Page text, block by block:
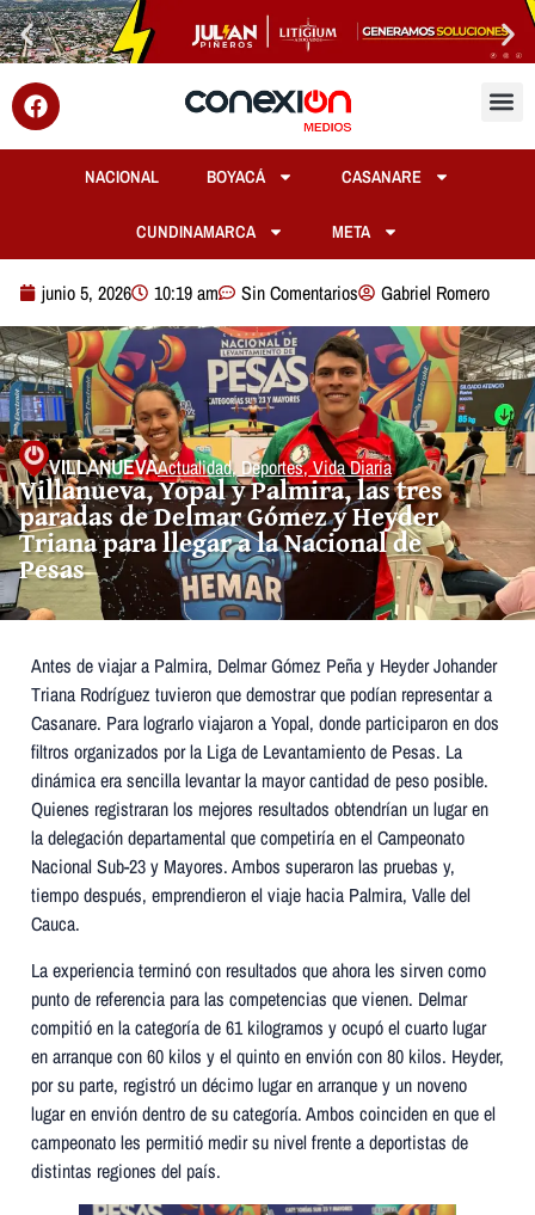
NACIONAL BOYACÁ CASANARE
CUNDINAMARCA META
junio 5, 2026 10:19 am Sin Comentarios Gabriel Romero
VILLANUEVAActualidad, Deportes,Vida Diaria
Villanueva, Yopal y Palmira, las tres
paradas de Delmar Gómez y Heyder
Triana para llegar a la Nacional de
Pesas
Antes de viajar a Palmira, Delmar Gómez Peña y Heyder Johander
Triana Rodríguez tuvieron que demostrar que podían representar a
Casanare. Para lograrlo viajaron a Yopal, donde participaron en dos
filtros organizados por la Liga de Levantamiento de Pesas. La
dinámica era sencilla levantar la mayor cantidad de peso posible.
Quienes registraran los mejores resultados obtendrían un lugar en
la delegación departamental que competiría en el Campeonato
Nacional Sub-23 y Mayores. Ambos superaron las pruebas y,
tiempo después, emprendieron el viaje hacia Palmira, Valle del
Cauca.
La experiencia terminó con resultados que ahora les sirven como
punto de referencia para las competencias que vienen. Delmar
compitió en la categoría de 61 kilogramos y ocupó el cuarto lugar
en arranque con 60 kilos y el quinto en envión con 80 kilos. Heyder,
por su parte, registró un décimo lugar en arranque y un noveno
lugar en envión dentro de su categoría. Ambos coinciden en que el
campeonato les permitió medir su nivel frente a deportistas de
distintas regiones del país.